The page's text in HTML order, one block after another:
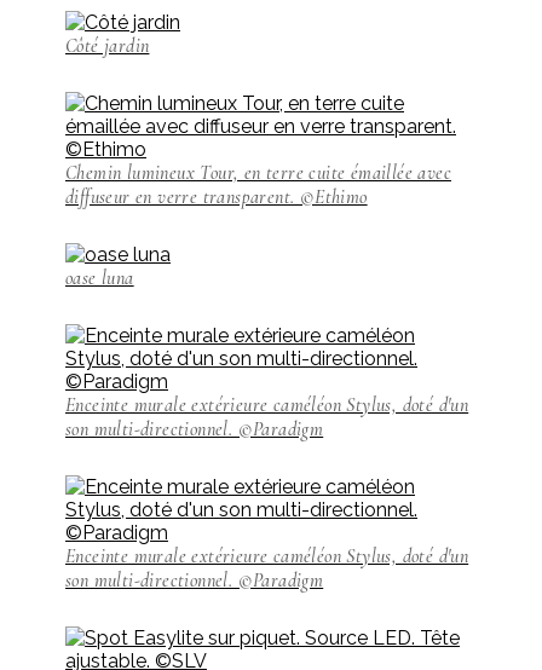
Côté jardin
Chemin lumineux Tour, en terre cuite émaillée avec
diffuseur en verre transparent. ©Ethimo
oase luna
Enceinte murale extérieure caméléon Stylus, doté d'un
son multi-directionnel. ©Paradigm
Enceinte murale extérieure caméléon Stylus, doté d'un
son multi-directionnel. ©Paradigm